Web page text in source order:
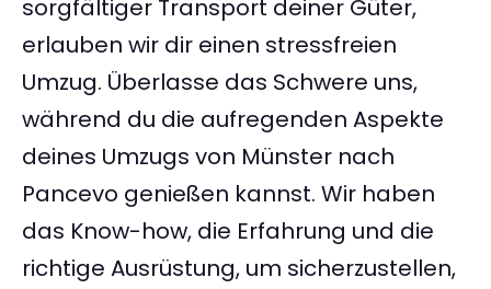
sorgfältiger Transport deiner Güter,
erlauben wir dir einen stressfreien
Umzug. Überlasse das Schwere uns,
während du die aufregenden Aspekte
deines Umzugs von Münster nach
Pancevo genießen kannst. Wir haben
das Know-how, die Erfahrung und die
richtige Ausrüstung, um sicherzustellen,